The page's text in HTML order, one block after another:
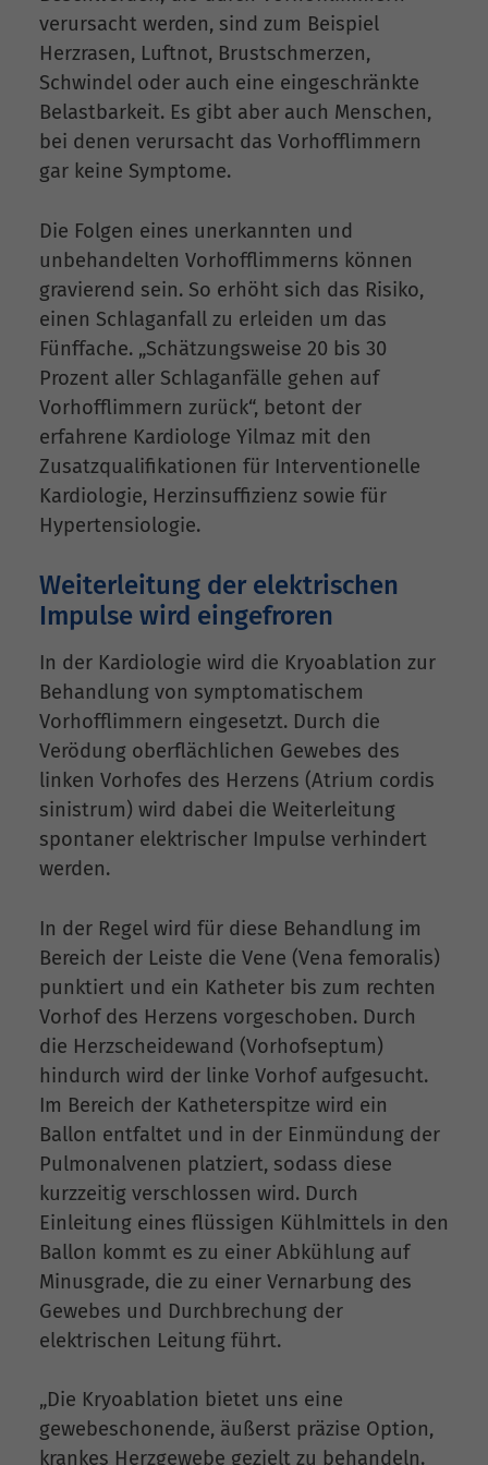
verursacht werden, sind zum Beispiel
Herzrasen, Luftnot, Brustschmerzen,
Schwindel oder auch eine eingeschränkte
Belastbarkeit. Es gibt aber auch Menschen,
bei denen verursacht das Vorhofflimmern
gar keine Symptome.
Die Folgen eines unerkannten und
unbehandelten Vorhofflimmerns können
gravierend sein. So erhöht sich das Risiko,
einen Schlaganfall zu erleiden um das
Fünffache. „Schätzungsweise 20 bis 30
Prozent aller Schlaganfälle gehen auf
Vorhofflimmern zurück“, betont der
erfahrene Kardiologe Yilmaz mit den
Zusatzqualifikationen für Interventionelle
Kardiologie, Herzinsuffizienz sowie für
Hypertensiologie.
Weiterleitung der elektrischen
Impulse wird eingefroren
In der Kardiologie wird die Kryoablation zur
Behandlung von symptomatischem
Vorhofflimmern eingesetzt. Durch die
Verödung oberflächlichen Gewebes des
linken Vorhofes des Herzens (Atrium cordis
sinistrum) wird dabei die Weiterleitung
spontaner elektrischer Impulse verhindert
werden.
In der Regel wird für diese Behandlung im
Bereich der Leiste die Vene (Vena femoralis)
punktiert und ein Katheter bis zum rechten
Vorhof des Herzens vorgeschoben. Durch
die Herzscheidewand (Vorhofseptum)
hindurch wird der linke Vorhof aufgesucht.
Im Bereich der Katheterspitze wird ein
Ballon entfaltet und in der Einmündung der
Pulmonalvenen platziert, sodass diese
kurzzeitig verschlossen wird. Durch
Einleitung eines flüssigen Kühlmittels in den
Ballon kommt es zu einer Abkühlung auf
Minusgrade, die zu einer Vernarbung des
Gewebes und Durchbrechung der
elektrischen Leitung führt.
„Die Kryoablation bietet uns eine
gewebeschonende, äußerst präzise Option,
krankes Herzgewebe gezielt zu behandeln.